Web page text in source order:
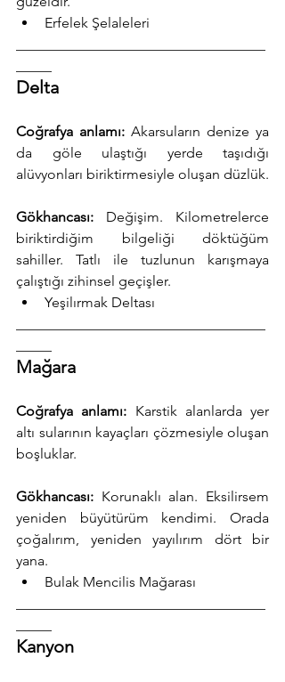
Erfelek Şelaleleri
Delta
Coğrafya anlamı: Akarsuların denize ya
da göle ulaştığı yerde taşıdığı
alüvyonları biriktirmesiyle oluşan düzlük.
Gökhancası: Değişim. Kilometrelerce
biriktirdiğim bilgeliği döktüğüm
sahiller. Tatlı ile tuzlunun karışmaya
çalıştığı zihinsel geçişler.
Yeşilırmak Deltası
Mağara
Coğrafya anlamı: Karstik alanlarda yer
altı sularının kayaçları çözmesiyle oluşan
boşluklar.
Gökhancası: Korunaklı alan. Eksilirsem
yeniden büyütürüm kendimi. Orada
çoğalırım, yeniden yayılırım dört bir
yana.
Bulak Mencilis Mağarası
Kanyon